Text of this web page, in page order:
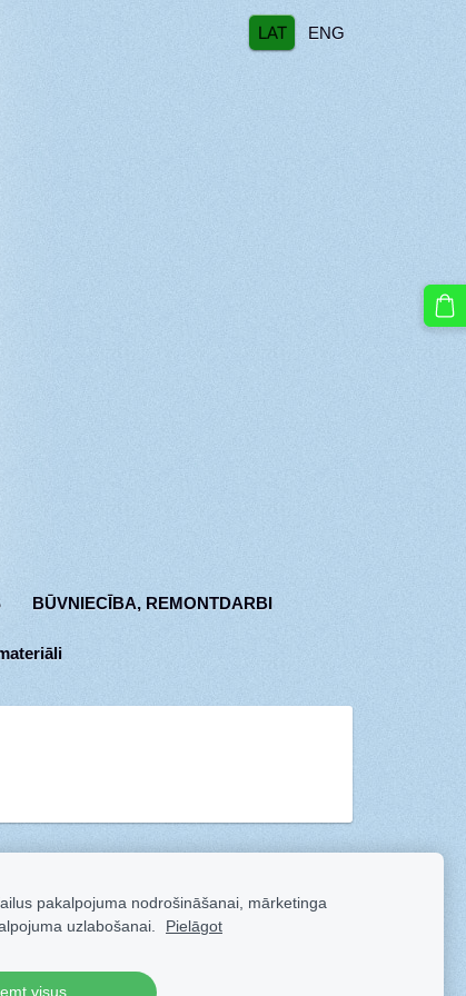
BŪVNIECĪBA, REMONTDARBI
LAT ENG
pakalpojuma nodrošināšanai, mārketinga
uzlabošanai.
Pielāgot
visus